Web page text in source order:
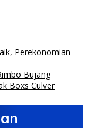
Perekonomian
Bujang
Boxs Culver